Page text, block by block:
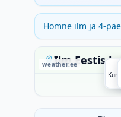
Homne ilm ja 4-
Ilm Eestis
Hetkeilm
weather.ee